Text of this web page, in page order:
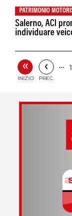
PATRIMONIO
Salerno, ACI
individuare
«
INIZIO
‹
PREC.
…